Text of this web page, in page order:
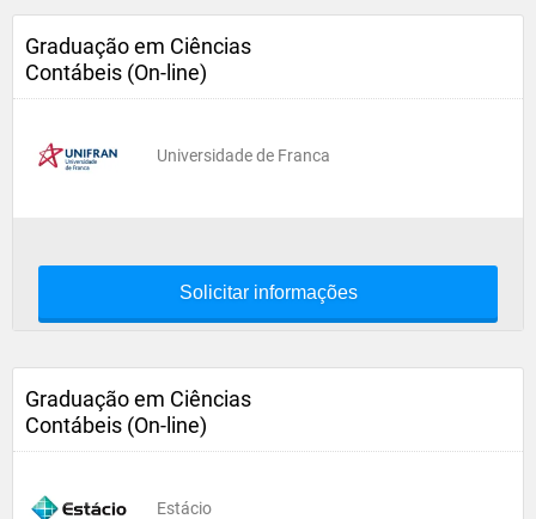
Graduação em Ciências
Contábeis (On-line)
Universidade de Franca
Solicitar informações
Graduação em Ciências
Contábeis (On-line)
Estácio